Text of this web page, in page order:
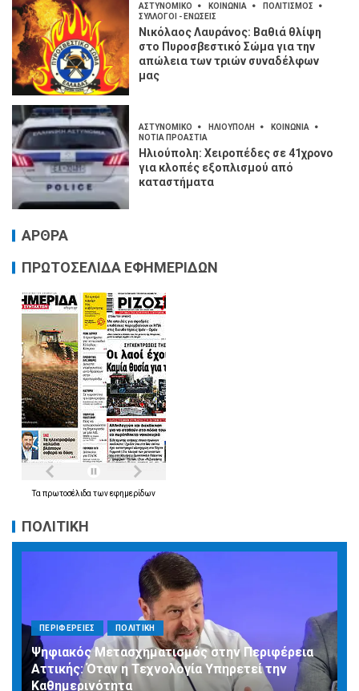
ΑΣΤΥΝΟΜΙΚΟ ΚΟΙΝΩΝΙΑ
ΠΟΛΙΤΙΣΜΟΣ
ΣΥΛΛΟΓΟΙ - ΕΝΩΣΕΙΣ
Νικόλαος Λαυράνος: Βαθιά θλίψη
στο Πυροσβεστικό Σώμα για την
απώλεια των τριών συναδέλφων
μας
ΑΣΤΥΝΟΜΙΚΟ ΗΛΙΟΥΠΟΛΗ
ΚΟΙΝΩΝΙΑ
ΝΟΤΙΑ ΠΡΟΑΣΤΙΑ
Ηλιούπολη: Χειροπέδες σε 41χρονο
για κλοπές εξοπλισμού από
καταστήματα
ΑΡΘΡΑ
ΠΡΩΤΟΣΕΛΙΔΑ ΕΦΗΜΕΡΙΔΩΝ
Τα πρωτοσέλιδα τωνεφημερίδων
ΠΟΛΙΤΙΚΗ
ΠΕΡΙΦΕΡΕΙΕΣ ΠΟΛΙΤΙΚΗ
Ψηφιακός Μετασχηματισμός στην Περιφέρεια
Αττικής: Όταν η Τεχνολογία Υπηρετεί την
Καθημερινότητα